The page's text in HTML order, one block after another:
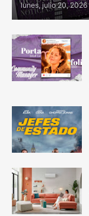
lunes, julio 20, 2026